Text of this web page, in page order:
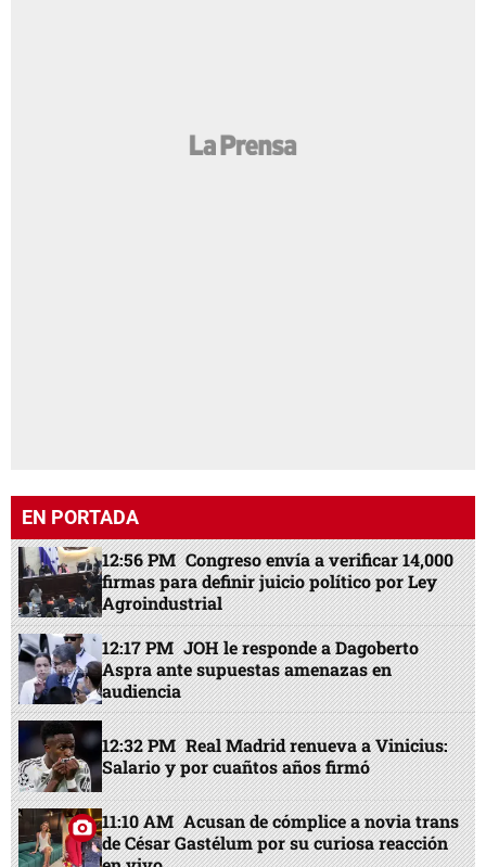
EN PORTADA
12:56 PM Congreso envía a verificar 14,000
firmas para definir juicio político por Ley
Agroindustrial
12:17 PM JOH le responde a Dagoberto
Aspra ante supuestas amenazas en
audiencia
12:32 PM Real Madrid renueva a Vinicius:
Salario y por cuañtos años firmó
11:10 AM Acusan de cómplice a novia trans
de César Gastélum por su curiosa reacción